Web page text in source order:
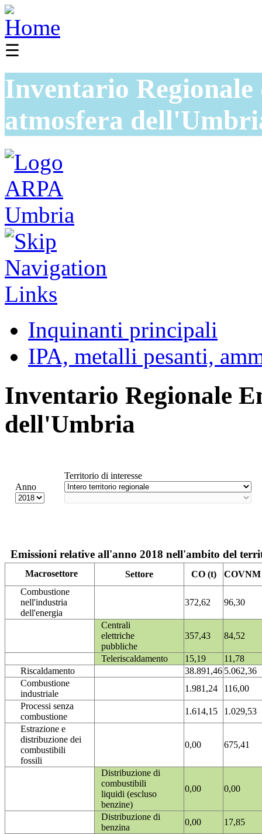
☰
Inventario
atmosfera
Inquinanti principali
IPA, metalli pesanti,
Inventario Regionale
dell'Umbria
Anno
Territorio di interesse
Emissioni relative all'anno 2018 nell'ambito del
Macrosettore Settore CO (t)
COVNM
Combustione
nell'industria
dell'energia
372,62 96,30
Centrali
elettriche
pubbliche
357,43 84,52
Teleriscaldamento 15,19
11,78
Riscaldamento
38.891,46 5.062,36
Combustione
industriale
1.981,24
116,00
Processi senza
combustione
1.614,15
1.029,53
Estrazione e
distribuzione dei
combustibili
fossili
0,00 675,41
Distribuzione di
combustibili
liquidi (escluso
benzine)
0,00 0,00
Distribuzione di
benzina
0,00
17,85